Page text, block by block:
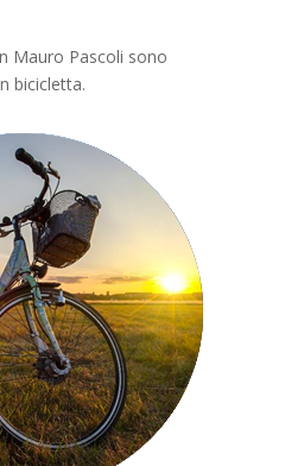
Mauro Pascoli sono
bicicletta.